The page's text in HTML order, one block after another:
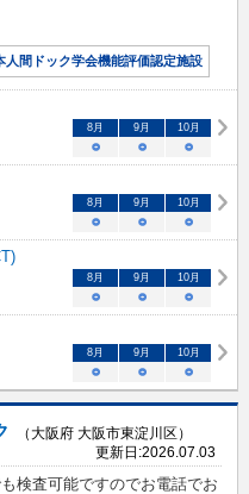
人間ドック学会機能評価認定施設
8月 9月 10月
○ ○ ○
8月 9月 10月
○ ○ ○
8月 9月 10月
○ ○ ○
8月 9月 10月
○ ○ ○
（大阪府 大阪市東淀川区）
更新日:2026.07.03
検査可能ですのでお電話でお